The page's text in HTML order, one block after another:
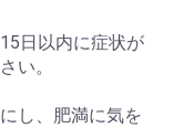
日以内に症状が
い。
し、肥満に気を